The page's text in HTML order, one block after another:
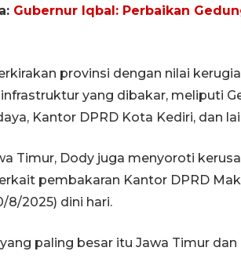
Gubernur Iqbal: Perbaikan
provinsi dengan nilai
yang dibakar, meliputi
Kantor DPRD Kota Kediri, dan
Timur, Dody juga menyoroti
pembakaran Kantor DPRD
8/2025) dini hari.
paling besar itu Jawa Timur